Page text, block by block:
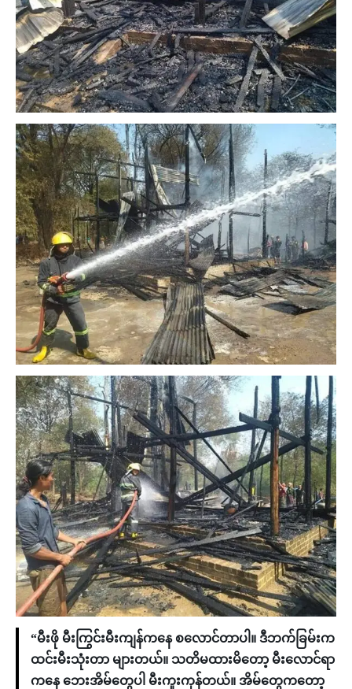
“မီးဖို မီးကြွင်းမီးကျန်ကနေ စလောင်တာပါ။ ဒီဘက်ခြမ်းက
ထင်းမီးသုံးတာ များတယ်။ သတိမထားမိတော့ မီးလောင်ရာ
ကနေ ဘေးအိမ်တွေပါ မီးကူးကုန်တယ်။ အိမ်တွေကတော့